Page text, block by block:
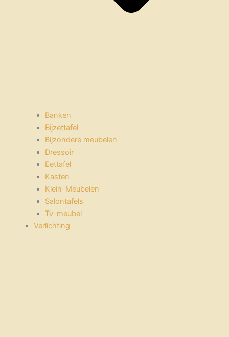
Banken
Bijzettafel
Bijzondere meubelen
Dressoir
Eettafel
Kasten
Klein-Meubelen
Salontafels
Tv-meubel
Verlichting